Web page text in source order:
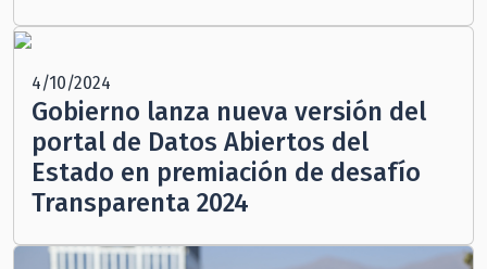
4/10/2024
Gobierno lanza nueva versión del
portal de Datos Abiertos del
Estado en premiación de desafío
Transparenta 2024